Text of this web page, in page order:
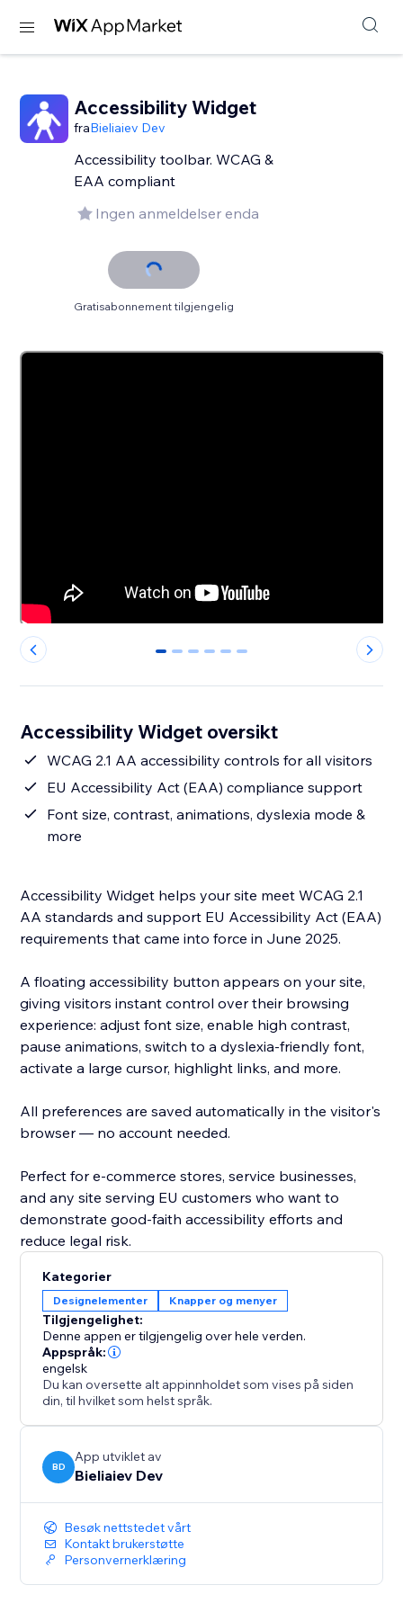
Accessibility Widget
fraBieliaiev Dev
Accessibility toolbar. WCAG &
EAA compliant
Ingen anmeldelser enda
Gratisabonnement tilgjengelig
0 1 2 3 4 5
Accessibility Widget oversikt
WCAG 2.1 AA accessibility controls for all visitors
EU Accessibility Act (EAA) compliance support
Font size, contrast, animations, dyslexia mode &
more
Accessibility Widget helps your site meet WCAG 2.1
AA standards and support EU Accessibility Act (EAA)
requirements that came into force in June 2025.
A floating accessibility button appears on your site,
giving visitors instant control over their browsing
experience: adjust font size, enable high contrast,
pause animations, switch to a dyslexia-friendly font,
activate a large cursor, highlight links, and more.
All preferences are saved automatically in the visitor's
browser — no account needed.
Perfect for e-commerce stores, service businesses,
and any site serving EU customers who want to
demonstrate good-faith accessibility efforts and
reduce legal risk.
Kategorier
Designelementer Knapper og menyer
Tilgjengelighet:
Denne appen er tilgjengelig over hele verden.
Appspråk:
engelsk
Du kan oversette alt appinnholdet som vises på siden
din, til hvilket som helst språk.
BD
App utviklet av
Bieliaiev Dev
Besøk nettstedet vårt
Kontakt brukerstøtte
Personvernerklæring